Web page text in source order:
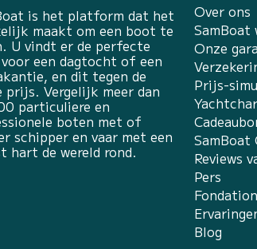
is het platform dat het
maakt om een boot te
U vindt er de perfecte
een dagtocht of een
en dit tegen de
prijs. Vergelijk meer dan
particuliere en
boten met of
schipper en vaar met een
hart de wereld rond.
Over ons
Onze
Prijs-
SamBoat
Reviews
Pers
Blog